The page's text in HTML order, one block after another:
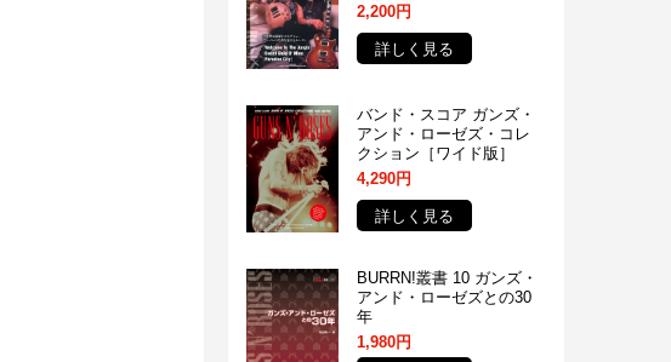
2,200円
詳しく見る
バンド・スコア ガンズ・
アンド・ローゼズ・コレ
クション［ワイド版］
4,290円
詳しく見る
BURRN!叢書 10 ガンズ・
アンド・ローゼズとの30
年
1,980円